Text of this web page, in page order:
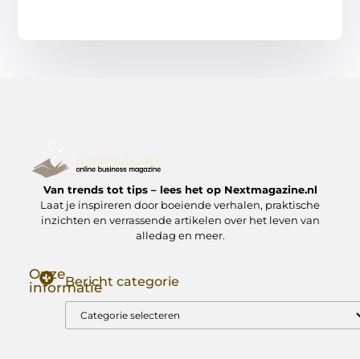
Van trends tot tips – lees het op Nextmagazine.nl
Laat je inspireren door boeiende verhalen, praktische
inzichten en verrassende artikelen over het leven van
alledag en meer.
Onze
informatieBericht categorie